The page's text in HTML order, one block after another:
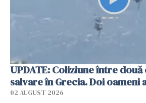
UPDATE: Coliziune între
salvare în Grecia. Doi oameni
02 AUGUST 2026